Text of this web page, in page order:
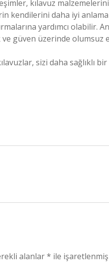
kılavuz
kendilerini daha iyi
yardımcı olabilir.
ve güven üzerinde
sizi daha sağlıklı
alanlar* ile